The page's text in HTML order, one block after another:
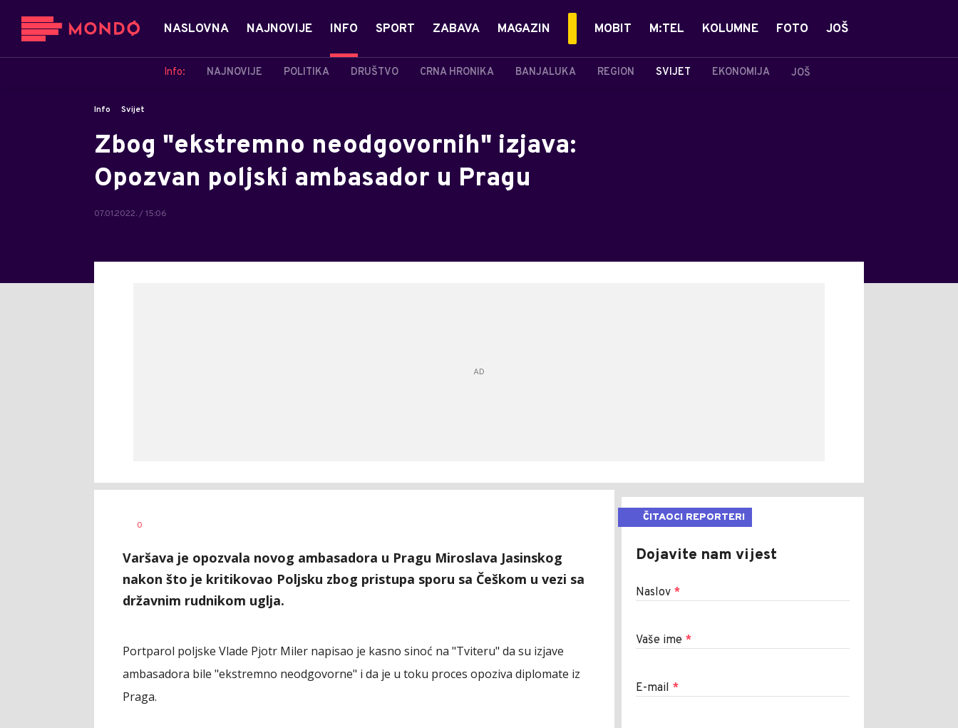
NASLOVNA NAJNOVIJE INFO
Info: NAJNOVIJE POLITIKA DRUŠTVO CRNA HRONIKA BANJALUKA REGION SVIJET EKONOMIJA JOŠ
SPORT ZABAVA MAGAZIN MOBIT M:TEL KOLUMNE FOTO JOŠ
Info Svijet
Zbog "ekstremno neodgovornih" izjava:
Opozvan poljski ambasador u Pragu
07.01.2022. / 15:06
AUTOR
0
Varšava je opozvala novog ambasadora u Pragu Miroslava Jasinskog
nakon što je kritikovao Poljsku zbog pristupa sporu sa Češkom u vezi sa
državnim rudnikom uglja.
Portparol poljske Vlade Pjotr Miler napisao je kasno sinoć na "Tviteru" da su izjave
ambasadora bile "ekstremno neodgovorne" i da je u toku proces opoziva diplomate iz
Praga.
ČITAOCI REPORTERI
Dojavite nam vijest
Naslov *
Vaše ime *
E-mail *